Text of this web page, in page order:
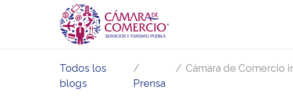
Todos los
blogs
Prensa
Cámara de Comercio